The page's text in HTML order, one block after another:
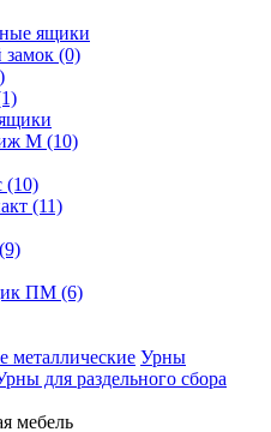
ящики
замок (0)
М (10)
(10)
(11)
ПМ (6)
металлические Урны
для раздельного сбора